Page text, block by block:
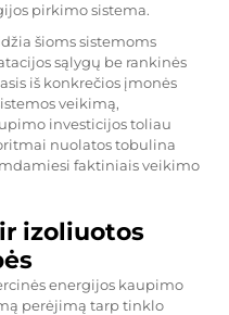
pirkimo sistema.
šioms sistemoms
sąlygų be rankinės
iš konkrečios įmonės
veikimą,
investicijos toliau
nuolatos tobulina
faktiniais veikimo
izoliuotos
energijos kaupimo
perėjimą tarp tinklo